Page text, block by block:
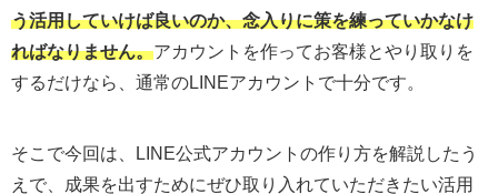
う活用していけば良いのか、念入りに策を練っていかなけ
ればなりません。アカウントを作ってお客様とやり取りを
するだけなら、通常のLINEアカウントで十分です。
そこで今回は、LINE公式アカウントの作り方を解説したう
えで、成果を出すためにぜひ取り入れていただきたい活用